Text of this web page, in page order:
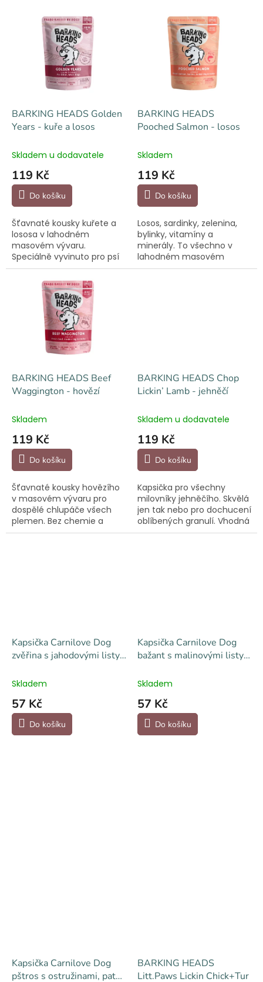
BARKING HEADS Golden
Years - kuře a losos
Skladem u dodavatele
119 Kč
Do košíku
Šťavnaté kousky kuřete a
lososa v lahodném
masovém vývaru.
Speciálně vyvinuto pro psí
seniory. Pro pohodové
stárnutí.
BARKING HEADS
Pooched Salmon - losos
Skladem
119 Kč
Do košíku
Losos, sardinky, zelenina,
bylinky, vitamíny a
minerály. To všechno v
lahodném masovém
vývaru. Vhodné pro dospělé
BARKING HEADS Beef
Waggington - hovězí
Skladem
119 Kč
Do košíku
Šťavnaté kousky hovězího
v masovém vývaru pro
dospělé chlupáče všech
plemen. Bez chemie a
vhodné i pro citlivá bříška.
BARKING HEADS Chop
Lickin’ Lamb - jehněčí
Skladem u dodavatele
119 Kč
Do košíku
Kapsička pro všechny
milovníky jehněčího. Skvělá
jen tak nebo pro dochucení
oblíbených granulí. Vhodná
i pro citlivá bříška.
Kapsička Carnilove Dog
zvěřina s jahodovými listy,
Skladem
57 Kč
Do košíku
Kapsička Carnilove Dog
bažant s malinovými listy,
Skladem
57 Kč
Do košíku
Kapsička Carnilove Dog
pštros s ostružinami, paté
BARKING HEADS
Litt.Paws Lickin Chick+Tur